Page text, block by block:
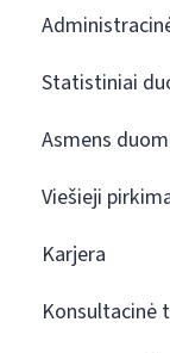
Statistiniai
Asmens
Viešieji
Karjera
Konsultacinė